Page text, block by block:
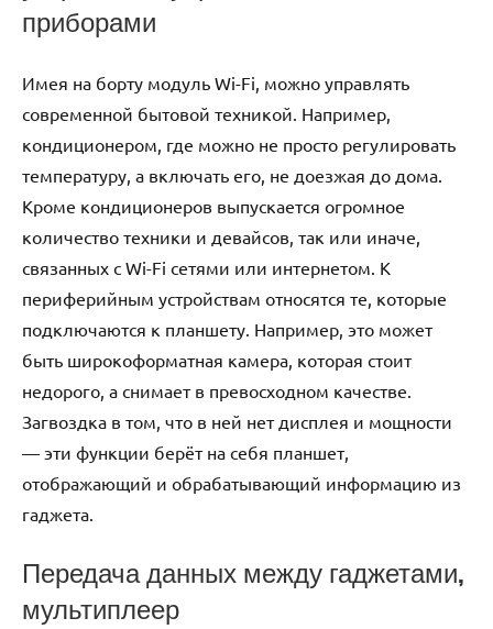
приборами
Имея на борту модуль Wi-Fi, можно управлять
современной бытовой техникой. Например,
кондиционером, где можно не просто регулировать
температуру, а включать его, не доезжая до дома.
Кроме кондиционеров выпускается огромное
количество техники и девайсов, так или иначе,
связанных с Wi-Fi сетями или интернетом. К
периферийным устройствам относятся те, которые
подключаются к планшету. Например, это может
быть широкоформатная камера, которая стоит
недорого, а снимает в превосходном качестве.
Загвоздка в том, что в ней нет дисплея и мощности
— эти функции берёт на себя планшет,
отображающий и обрабатывающий информацию из
гаджета.
Передача данных между гаджетами,
мультиплеер